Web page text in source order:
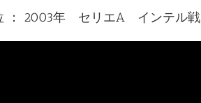
： 2003年 セリエA インテル戦